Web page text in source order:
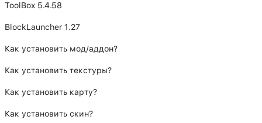
ToolBox 5.4.58
BlockLauncher 1.27
Как установить мод/аддон?
Как установить текстуры?
Как установить карту?
Как установить скин?